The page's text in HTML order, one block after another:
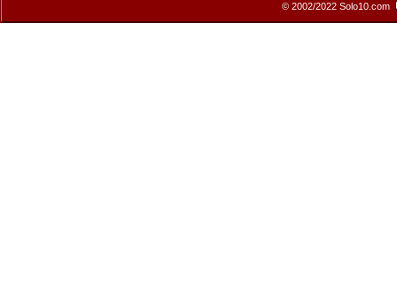
© 2002/2022 Solo10.com